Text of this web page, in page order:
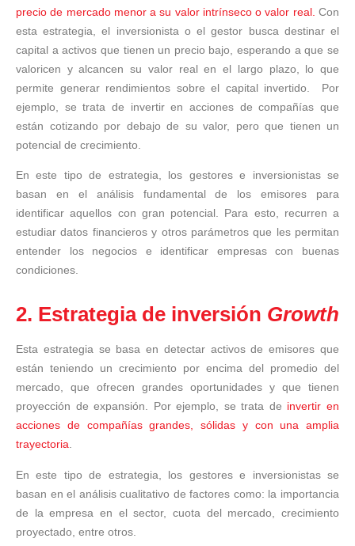
precio de mercado menor a su valor intrínseco o valor real. Con
esta estrategia, el inversionista o el gestor busca destinar el
capital a activos que tienen un precio bajo, esperando a que se
valoricen y alcancen su valor real en el largo plazo, lo que
permite generar rendimientos sobre el capital invertido. Por
ejemplo, se trata de invertir en acciones de compañías que
están cotizando por debajo de su valor, pero que tienen un
potencial de crecimiento.
En este tipo de estrategia, los gestores e inversionistas se
basan en el análisis fundamental de los emisores para
identificar aquellos con gran potencial. Para esto, recurren a
estudiar datos financieros y otros parámetros que les permitan
entender los negocios e identificar empresas con buenas
condiciones.
2. Estrategia de inversión Growth
Esta estrategia se basa en detectar activos de emisores que
están teniendo un crecimiento por encima del promedio del
mercado, que ofrecen grandes oportunidades y que tienen
proyección de expansión. Por ejemplo, se trata de invertir en
acciones de compañías grandes, sólidas y con una amplia
trayectoria.
En este tipo de estrategia, los gestores e inversionistas se
basan en el análisis cualitativo de factores como: la importancia
de la empresa en el sector, cuota del mercado, crecimiento
proyectado, entre otros.